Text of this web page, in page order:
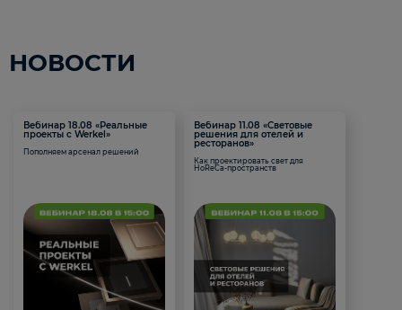
НОВОСТИ
Вебинар 18.08 «Реальные
проекты с Werkel»
Пополняем арсенал решений
Вебинар 11.08 «Световые
решения для отелей и
ресторанов»
Как проектировать свет для
HoReCa-пространств